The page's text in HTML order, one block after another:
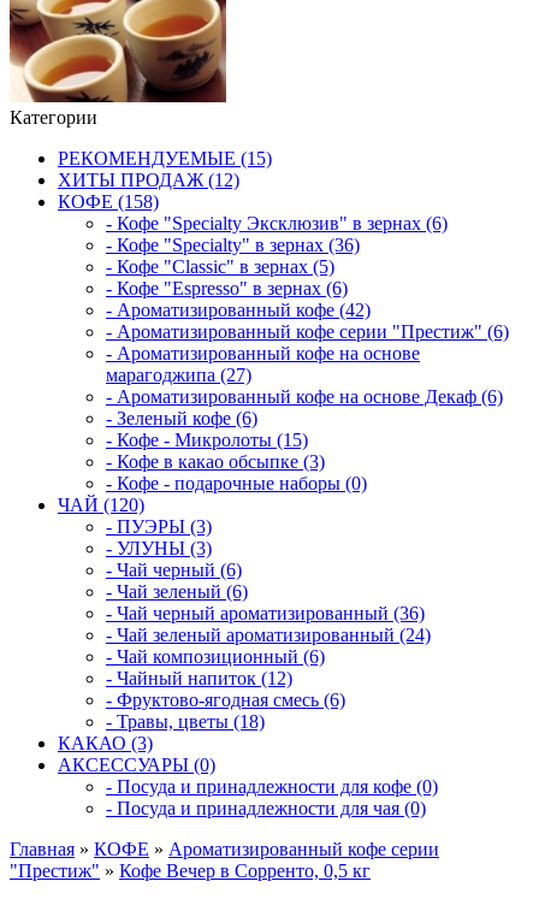
Категории
РЕКОМЕНДУЕМЫЕ (15)
ХИТЫ ПРОДАЖ (12)
КОФЕ (158)
- Кофе "Specialty Эксклюзив" в зернах (6)
- Кофе "Specialty" в зернах (36)
- Кофе "Classic" в зернах (5)
- Кофе "Espresso" в зернах (6)
- Ароматизированный кофе (42)
- Ароматизированный кофе серии "Престиж" (6)
- Ароматизированный кофе на основе
марагоджипа (27)
- Ароматизированный кофе на основе Декаф (6)
- Зеленый кофе (6)
- Кофе - Микролоты (15)
- Кофе в какао обсыпке (3)
- Кофе - подарочные наборы (0)
ЧАЙ (120)
- ПУЭРЫ (3)
- УЛУНЫ (3)
- Чай черный (6)
- Чай зеленый (6)
- Чай черный ароматизированный (36)
- Чай зеленый ароматизированный (24)
- Чай композиционный (6)
- Чайный напиток (12)
- Фруктово-ягодная смесь (6)
- Травы, цветы (18)
КАКАО (3)
АКСЕССУАРЫ (0)
- Посуда и принадлежности для кофе (0)
- Посуда и принадлежности для чая (0)
Главная » КОФЕ » Ароматизированный кофе серии
"Престиж" » Кофе Вечер в Сорренто, 0,5 кг